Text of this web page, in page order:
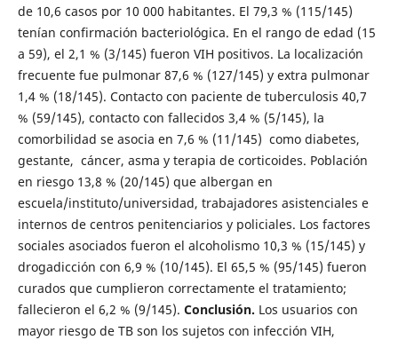
de 10,6 casos por 10 000 habitantes. El 79,3 % (115/145)
tenían confirmación bacteriológica. En el rango de edad (15
a 59), el 2,1 % (3/145) fueron VIH positivos. La localización
frecuente fue pulmonar 87,6 % (127/145) y extra pulmonar
1,4 % (18/145). Contacto con paciente de tuberculosis 40,7
% (59/145), contacto con fallecidos 3,4 % (5/145), la
comorbilidad se asocia en 7,6 % (11/145) como diabetes,
gestante, cáncer, asma y terapia de corticoides. Población
en riesgo 13,8 % (20/145) que albergan en
escuela/instituto/universidad, trabajadores asistenciales e
internos de centros penitenciarios y policiales. Los factores
sociales asociados fueron el alcoholismo 10,3 % (15/145) y
drogadicción con 6,9 % (10/145). El 65,5 % (95/145) fueron
curados que cumplieron correctamente el tratamiento;
fallecieron el 6,2 % (9/145). Conclusión. Los usuarios con
mayor riesgo de TB son los sujetos con infección VIH,